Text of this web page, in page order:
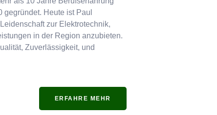
Heute ist Paul
zur Elektrotechnik,
in der Region anzubieten.
Zuverlässigkeit, und
ERFAHRE MEHR